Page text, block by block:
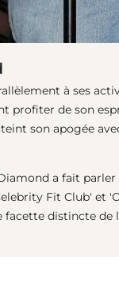
à ses
profiter de son
son apogée
a fait
Fit Club' et
facette distincte de